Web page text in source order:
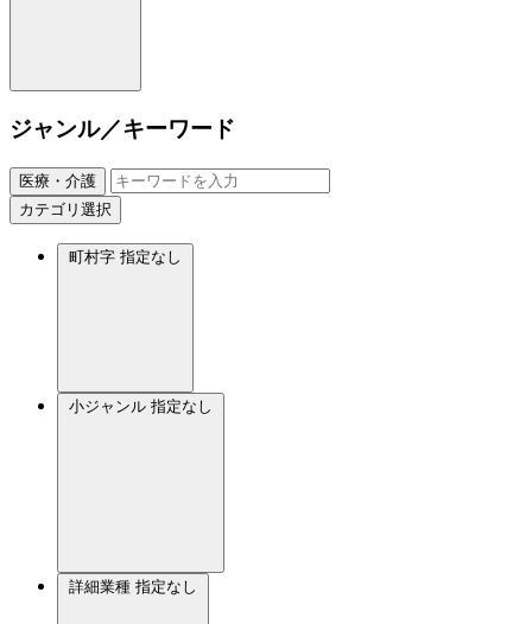
ジャンル／キーワード
医療・介護
カテゴリ選択
町村字 指定なし
小ジャンル 指定なし
詳細業種 指定なし